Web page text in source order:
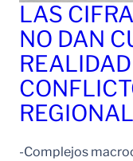
LAS
NO DAN
-Complejos